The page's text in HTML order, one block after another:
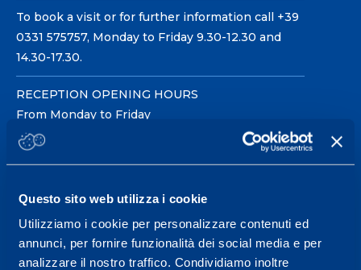
Questo sito web utilizza i cookie
Utilizziamo i cookie per personalizzare contenuti ed
annunci, per fornire funzionalità dei social media e per
analizzare il nostro traffico. Condividiamo inoltre
To book a visit or for further information call +39
0331 575757, Monday to Friday 9.30-12.30 and
14.30-17.30.
RECEPTION OPENING HOURS
From Monday to Friday
08.30 - 18.30
Service center for high
performance and well-
being.